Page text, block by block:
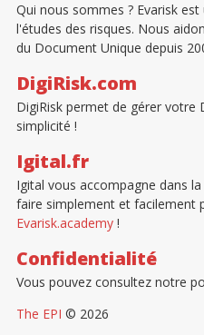
Qui nous sommes ? Evarisk
l'études des risques. Nous
du Document Unique depuis
DigiRisk.com
DigiRisk permet de gérer votre
simplicité !
Igital.fr
Igital vous accompagne dans
faire simplement et facilement
Evarisk.academy!
Confidentialité
Vous pouvez consultez notre
The EPI © 2026